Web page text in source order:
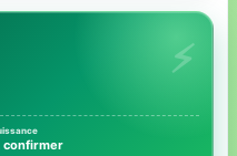
confirmer